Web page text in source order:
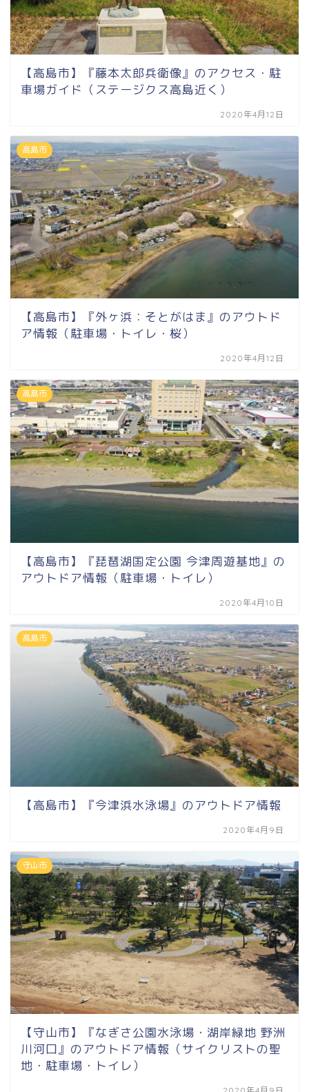
【高島市】『藤本太郎兵衛像』のアクセス・駐
車場ガイド（ステージクス高島近く）
2020年4月12日
高島市
【高島市】『外ヶ浜：そとがはま』のアウトド
ア情報（駐車場・トイレ・桜）
2020年4月12日
高島市
【高島市】『琵琶湖国定公園 今津周遊基地』の
アウトドア情報（駐車場・トイレ）
2020年4月10日
高島市
【高島市】『今津浜水泳場』のアウトドア情報
2020年4月9日
守山市
【守山市】『なぎさ公園水泳場・湖岸緑地 野洲
川河口』のアウトドア情報（サイクリストの聖
地・駐車場・トイレ）